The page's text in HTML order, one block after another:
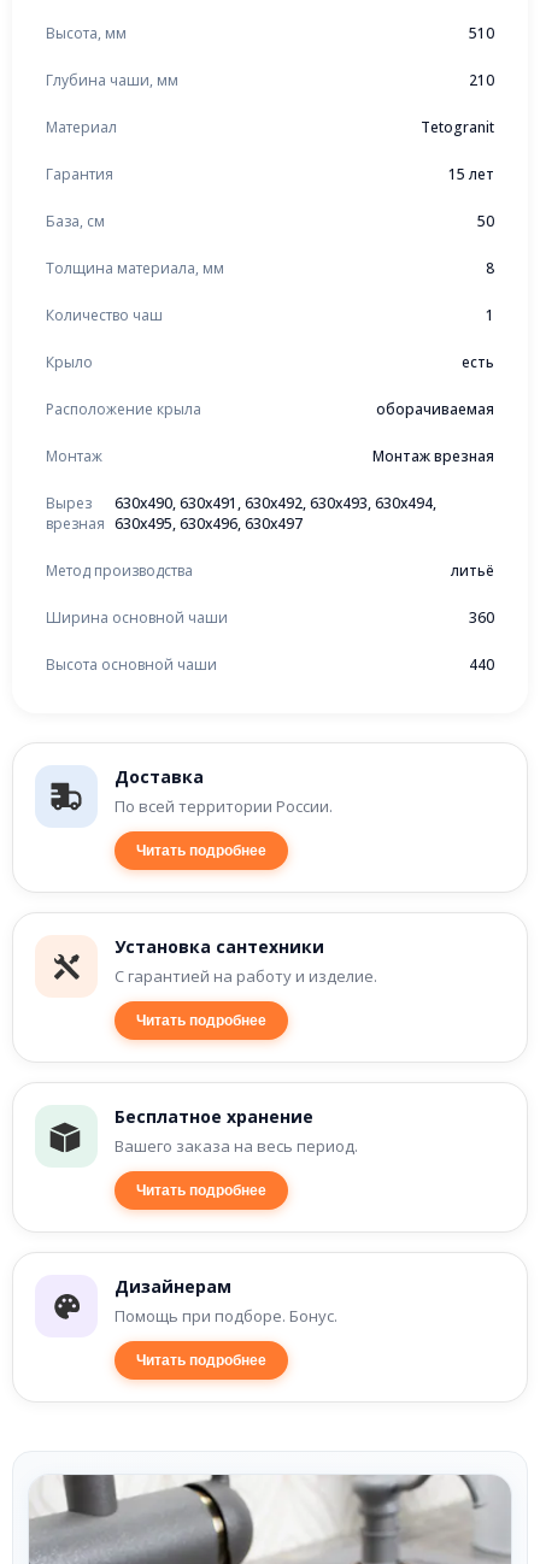
Доставка
По всей территории России.
Читать подробнее
Установка сантехники
С гарантией на работу и изделие.
Читать подробнее
Бесплатное хранение
Вашего заказа на весь период.
Читать подробнее
Дизайнерам
Помощь при подборе. Бонус.
Читать подробнее
Высота, мм 510
Глубина чаши, мм 210
Материал Tetogranit
Гарантия 15 лет
База, см 50
Толщина материала, мм 8
Количество чаш 1
Крыло есть
Расположение крыла оборачиваемая
Монтаж Монтаж врезная
Вырез
врезная
630x490, 630x491, 630x492, 630x493, 630x494,
630x495, 630x496, 630x497
Метод производства литьё
Ширина основной чаши 360
Высота основной чаши 440